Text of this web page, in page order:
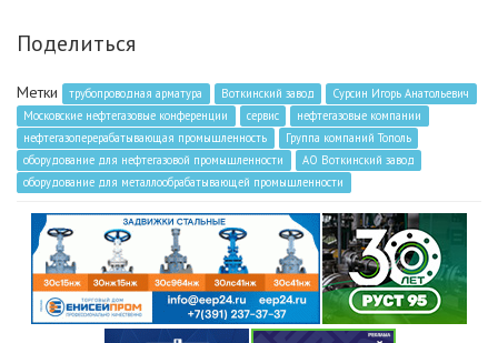
Поделиться
Метки трубопроводная арматура Воткинский завод
Сурсин Игорь Анатольевич
Московские нефтегазовые конференции
сервис
нефтегазовые компании
нефтегазоперерабатывающая промышленность
Группа компаний Тополь
оборудование для нефтегазовой промышленности
АО Воткинский завод
оборудование для металлообрабатывающей промышленности